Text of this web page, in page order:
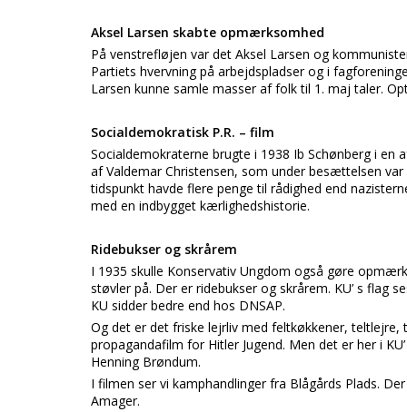
Aksel Larsen skabte opmærksomhed
På venstrefløjen var det Aksel Larsen og
Partiets hvervning på arbejdspladser og i
Larsen kunne samle masser af folk til 1. maj taler.
Socialdemokratisk P.R. – film
Socialdemokraterne brugte i 1938 Ib Schønberg i
af Valdemar Christensen, som under besættelsen
tidspunkt havde flere penge til rådighed end
med en indbygget kærlighedshistorie.
Ridebukser og skrårem
I 1935 skulle Konservativ Ungdom også gøre
støvler på. Der er ridebukser og skrårem. KU’ s flag
KU sidder bedre end hos DNSAP.
Og det er det friske lejrliv med feltkøkkener,
propagandafilm for Hitler Jugend. Men det er her i
Henning Brøndum.
I filmen ser vi kamphandlinger fra Blågårds Plads.
Amager.